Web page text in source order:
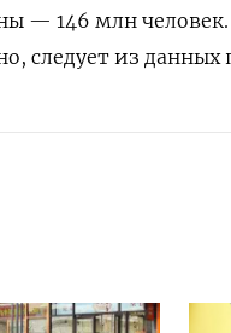
— 146 млн
следует из данных